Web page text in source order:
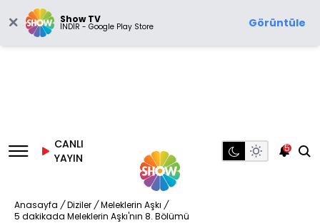
Show TV
İNDİR - Google Play Store Görüntüle
CANLI
YAYIN
5
Anasayfa / Diziler / Meleklerin Aşkı /
5 dakikada Meleklerin Aşkı'nın 8. Bölümü